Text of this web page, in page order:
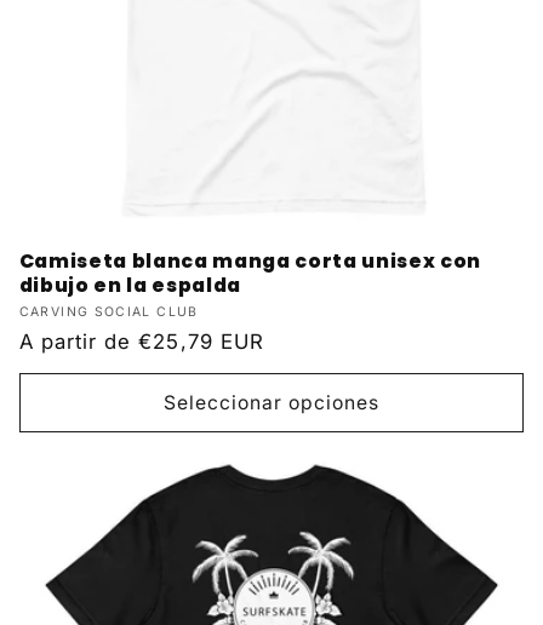
Camiseta blanca manga corta unisex con
dibujo en la espalda
Proveedor:
CARVING SOCIAL CLUB
Precio
habitual
A partir de€25,79 EUR
Seleccionar opciones